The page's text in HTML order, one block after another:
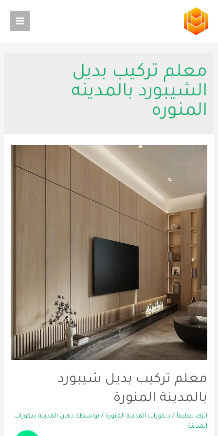
المحتوى
Main
معلم تركيب بديل
الشيبورد بالمدينه
المنوره
معلم تركيب بديل شيبورد
بالمدينة المنورة
اترك تعليقاً / ديكورات المدينة المنورة / بواسطة دهان المدينة ديكورات
المدينة
Phone